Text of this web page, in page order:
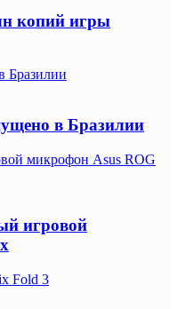
копий игры
Бразилии
в Бразилии
микрофон Asus ROG
игровой
Fold 3